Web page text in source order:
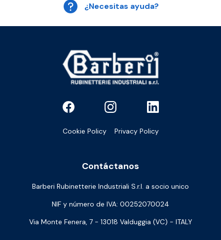
¿Necesitas ayuda?
Cookie Policy Privacy Policy
Contáctanos
Barberi Rubinetterie Industriali S.r.l. a socio unico
NIF y número de IVA: 00252070024
Via Monte Fenera, 7 - 13018 Valduggia (VC) - ITALY